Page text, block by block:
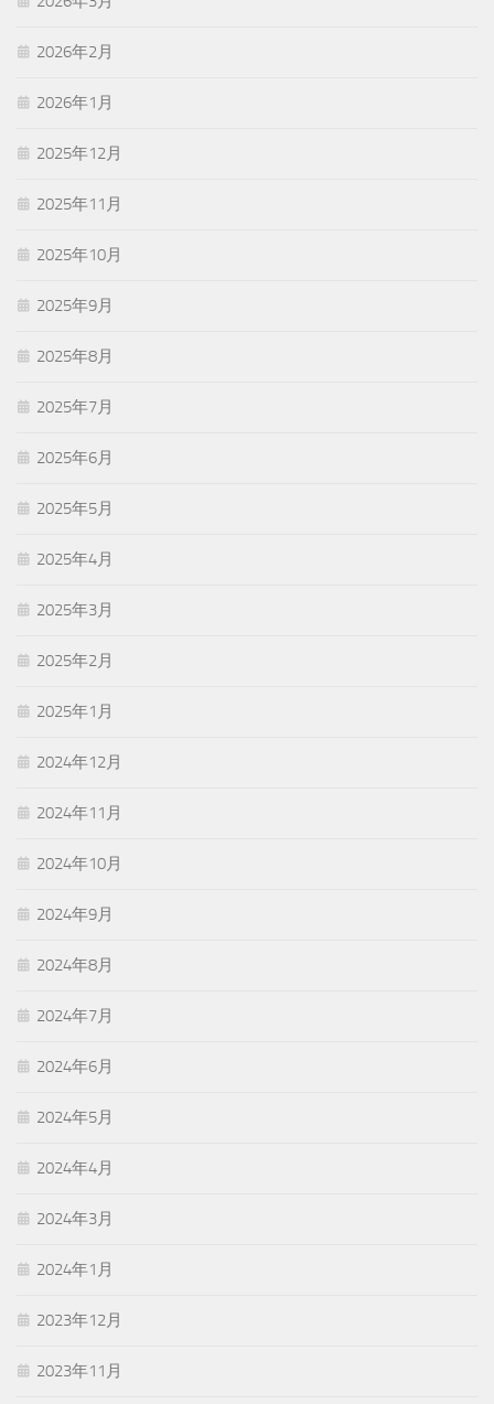
2026年2月
2026年1月
2025年12月
2025年11月
2025年10月
2025年9月
2025年8月
2025年7月
2025年6月
2025年5月
2025年4月
2025年3月
2025年2月
2025年1月
2024年12月
2024年11月
2024年10月
2024年9月
2024年8月
2024年7月
2024年6月
2024年5月
2024年4月
2024年3月
2024年1月
2023年12月
2023年11月